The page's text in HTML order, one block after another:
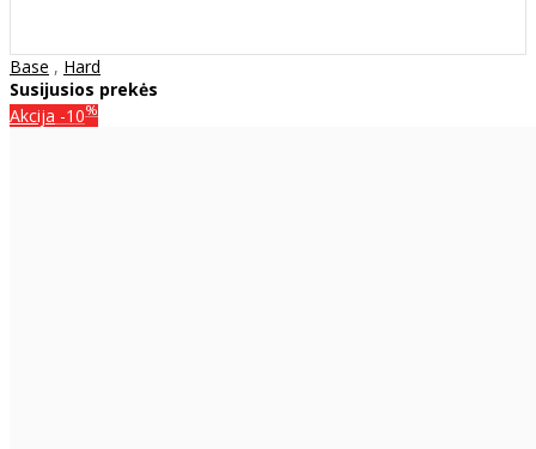
Base , Hard
Susijusios prekės
Akcija -10%